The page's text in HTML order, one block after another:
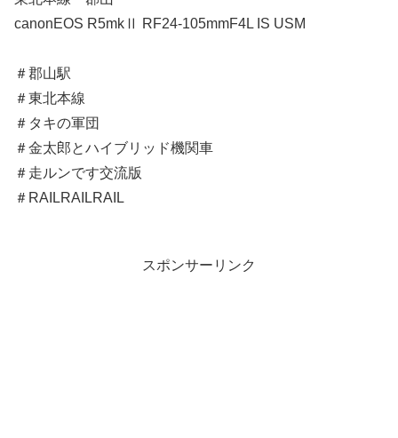
canonEOS R5mkⅡ RF24-105mmF4L IS USM
＃郡山駅
＃東北本線
＃タキの軍団
＃金太郎とハイブリッド機関車
＃走ルンです交流版
＃RAILRAILRAIL
スポンサーリンク